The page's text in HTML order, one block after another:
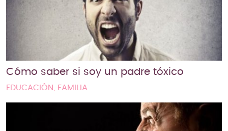
Cómo saber si soy un padre tóxico
EDUCACIÓN, FAMILIA